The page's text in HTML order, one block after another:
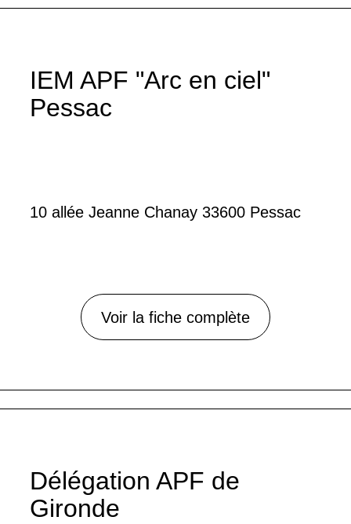
IEM APF "Arc en ciel"
Pessac
10 allée Jeanne Chanay 33600 Pessac
Voir la fiche complète
Délégation APF de
Gironde